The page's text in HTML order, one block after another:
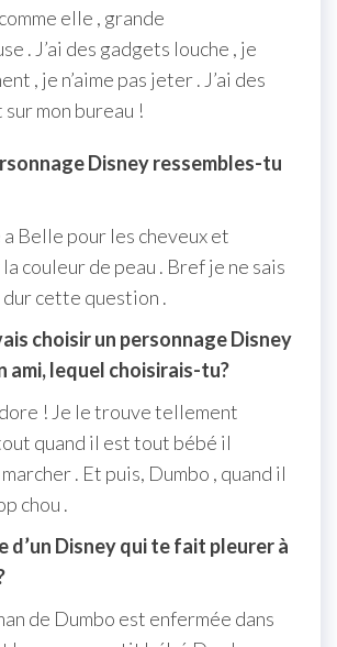
elle , grande
. J’ai des gadgets louche , je
, je n’aime pas jeter . J’ai des
mon bureau !
Disney ressembles-tu
a Belle pour les cheveux et
couleur de peau . Bref je ne sais
dur cette question .
choisir un personnage Disney
ami, lequel choisirais-tu?
! Je le trouve tellement
quand il est tout bébé il
marcher . Et puis, Dumbo , quand il
chou .
d’un Disney qui te fait pleurer à
de Dumbo est enfermée dans